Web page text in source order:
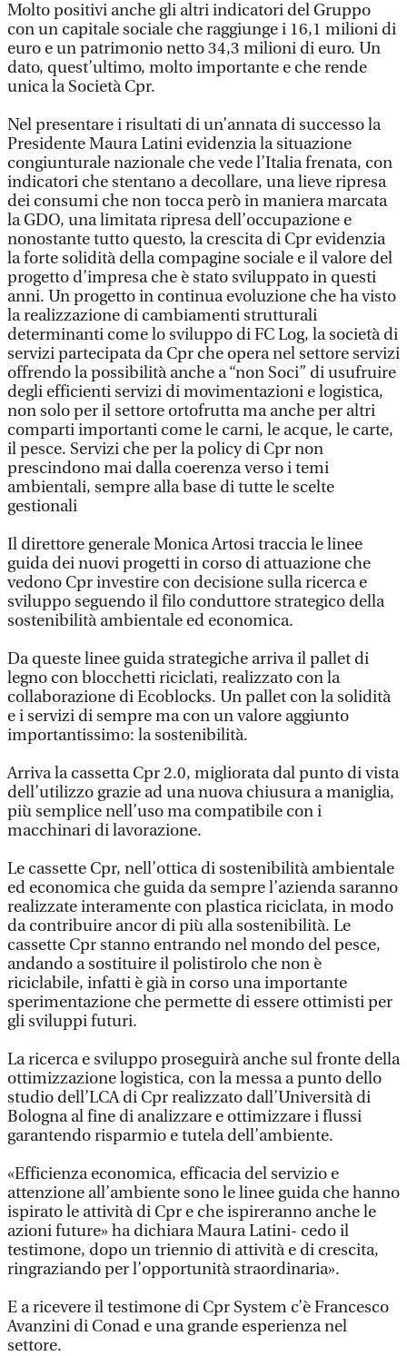
Molto positivi anche gli altri indicatori del Gruppo
con un capitale sociale che raggiunge i 16,1 milioni di
euro e un patrimonio netto 34,3 milioni di euro. Un
dato, quest’ultimo, molto importante e che rende
unica la Società Cpr.
Nel presentare i risultati di un’annata di successo la
Presidente Maura Latini evidenzia la situazione
congiunturale nazionale che vede l’Italia frenata, con
indicatori che stentano a decollare, una lieve ripresa
dei consumi che non tocca però in maniera marcata
la GDO, una limitata ripresa dell’occupazione e
nonostante tutto questo, la crescita di Cpr evidenzia
la forte solidità della compagine sociale e il valore del
progetto d’impresa che è stato sviluppato in questi
anni. Un progetto in continua evoluzione che ha visto
la realizzazione di cambiamenti strutturali
determinanti come lo sviluppo di FC Log, la società di
servizi partecipata da Cpr che opera nel settore servizi
offrendo la possibilità anche a “non Soci” di usufruire
degli efficienti servizi di movimentazioni e logistica,
non solo per il settore ortofrutta ma anche per altri
comparti importanti come le carni, le acque, le carte,
il pesce. Servizi che per la policy di Cpr non
prescindono mai dalla coerenza verso i temi
ambientali, sempre alla base di tutte le scelte
gestionali
Il direttore generale Monica Artosi traccia le linee
guida dei nuovi progetti in corso di attuazione che
vedono Cpr investire con decisione sulla ricerca e
sviluppo seguendo il filo conduttore strategico della
sostenibilità ambientale ed economica.
Da queste linee guida strategiche arriva il pallet di
legno con blocchetti riciclati, realizzato con la
collaborazione di Ecoblocks. Un pallet con la solidità
e i servizi di sempre ma con un valore aggiunto
importantissimo: la sostenibilità.
Arriva la cassetta Cpr 2.0, migliorata dal punto di vista
dell’utilizzo grazie ad una nuova chiusura a maniglia,
più semplice nell’uso ma compatibile con i
macchinari di lavorazione.
Le cassette Cpr, nell’ottica di sostenibilità ambientale
ed economica che guida da sempre l’azienda saranno
realizzate interamente con plastica riciclata, in modo
da contribuire ancor di più alla sostenibilità. Le
cassette Cpr stanno entrando nel mondo del pesce,
andando a sostituire il polistirolo che non è
riciclabile, infatti è già in corso una importante
sperimentazione che permette di essere ottimisti per
gli sviluppi futuri.
La ricerca e sviluppo proseguirà anche sul fronte della
ottimizzazione logistica, con la messa a punto dello
studio dell’LCA di Cpr realizzato dall’Università di
Bologna al fine di analizzare e ottimizzare i flussi
garantendo risparmio e tutela dell’ambiente.
«Efficienza economica, efficacia del servizio e
attenzione all’ambiente sono le linee guida che hanno
ispirato le attività di Cpr e che ispireranno anche le
azioni future» ha dichiara Maura Latini- cedo il
testimone, dopo un triennio di attività e di crescita,
ringraziando per l’opportunità straordinaria».
E a ricevere il testimone di Cpr System c’è Francesco
Avanzini di Conad e una grande esperienza nel
settore.